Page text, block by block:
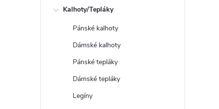
Kalhoty/Tepláky
Pánské kalhoty
Dámské kalhoty
Pánské tepláky
Dámské tepláky
Legíny